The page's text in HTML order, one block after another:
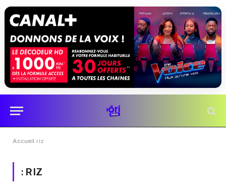
Accueil riz
: RIZ